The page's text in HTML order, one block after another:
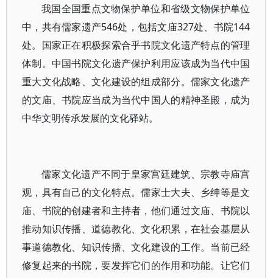
我国全国重点文物保护单位和省级文物保护单位
中，共有儒家遗产546处，包括文庙327处、书院144
处。国家正在积极探索合乎书院文化遗产特点的管理
体制。中国书院文化遗产保护利用应该成为当代中国
重大文化战略、文化建设的组成部分。儒家文化遗产
的文庙、书院应当成为当代中国人的精神圣殿，成为
中华文明传承发展的文化驿站。
儒家文化遗产不同于皇家宫廷建筑、宗教寺庙宫
观，具有自己的文化特点。儒家士大夫、乡绅等是文
庙、书院的创建者和主持者，他们通过文庙、书院以
推动知识传播、道德教化、文化积累，在社会基层从
事道德教化、知识传播、文化建设的工作。当前已经
修复起来的书院，要发挥它们的作用和功能。让它们